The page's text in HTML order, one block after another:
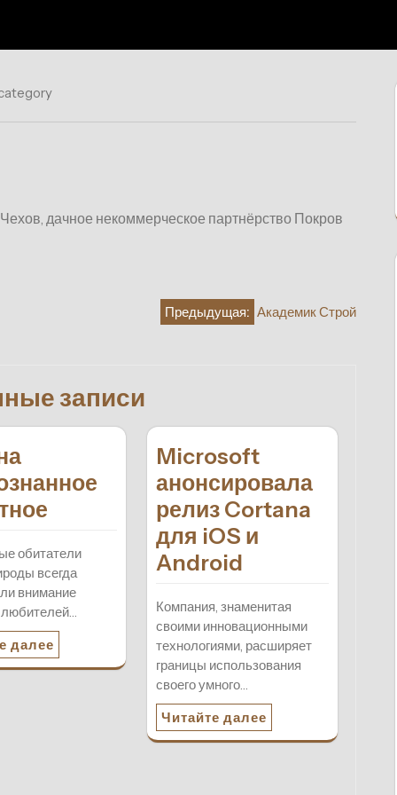
дачное некоммерческое партнёрство Покров
Предыдущая: Академик Строй
записи
обитатели
всегда
внимание
далее
Microsoft
анонсировала
релиз Cortana
для iOS и
Android
Компания, знаменитая
своими инновационными
технологиями, расширяет
границы использования
своего умного…
Читайте далее